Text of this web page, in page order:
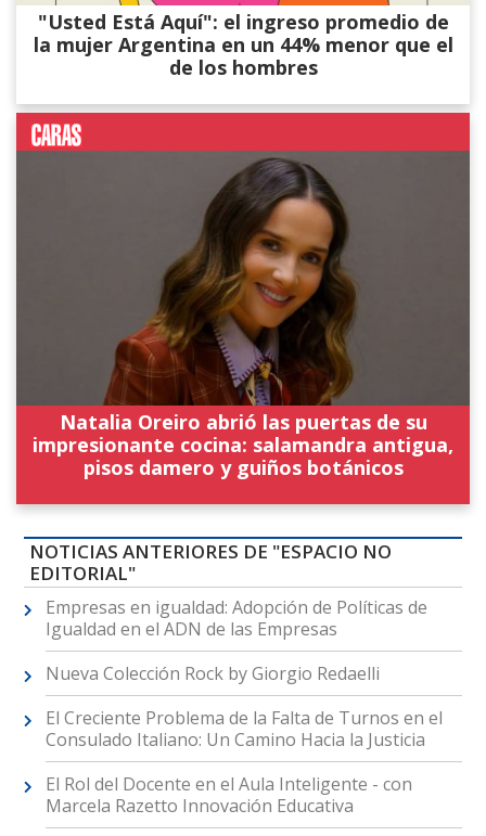
"Usted Está Aquí": el ingreso promedio de
la mujer Argentina en un 44% menor que el
de los hombres
Natalia Oreiro abrió las puertas de su
impresionante cocina: salamandra antigua,
pisos damero y guiños botánicos
NOTICIAS ANTERIORES DE "ESPACIO NO
EDITORIAL"
Empresas en igualdad: Adopción de Políticas de
Igualdad en el ADN de las Empresas
Nueva Colección Rock by Giorgio Redaelli
El Creciente Problema de la Falta de Turnos en el
Consulado Italiano: Un Camino Hacia la Justicia
El Rol del Docente en el Aula Inteligente - con
Marcela Razetto Innovación Educativa